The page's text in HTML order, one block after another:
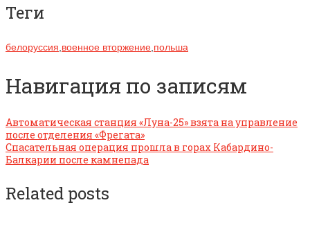
Теги
белоруссия военное вторжение польша
Навигация по записям
Автоматическая станция «Луна-25» взята на управление
после отделения «Фрегата»
Спасательная операция прошла в горах Кабардино-
Балкарии после камнепада
Related posts